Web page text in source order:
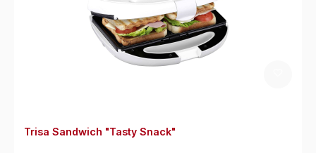
Trisa Sandwich "Tasty Snack"